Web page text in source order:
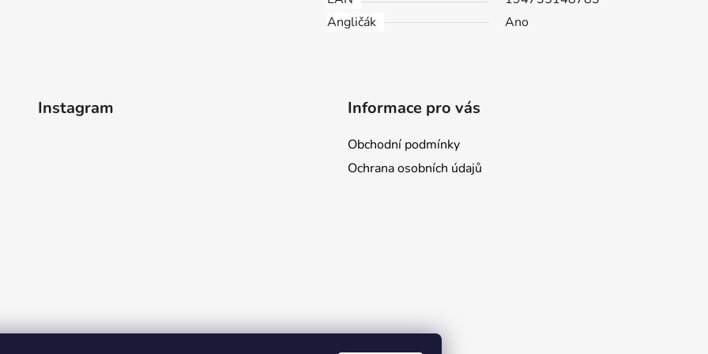
Angličák
Ano
Instagram Informace pro vás
Obchodní podmínky
Ochrana osobních údajů